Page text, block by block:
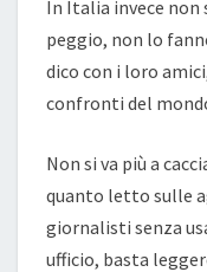
In Italia invece non
peggio, non lo
dico con i loro
confronti del
Non si va più a
quanto letto sulle
giornalisti senza
ufficio, basta